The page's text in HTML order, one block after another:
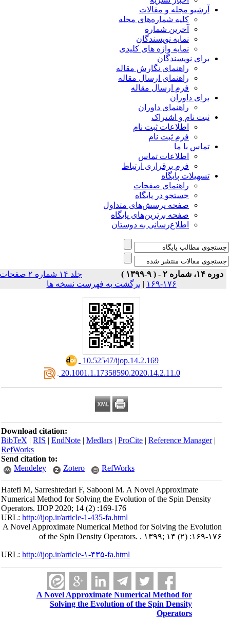
آرشیو مجله و مقالات
کلیه شماره‌های مجله
آخرین شماره
نمایه نویسندگان
نمایه واژه های کلیدی
برای نویسندگان
راهنمای نگارش مقاله
راهنمای ارسال مقاله
فرم ارسال مقاله
برای داوران
راهنمای داوران
ثبت نام و اشتراک
اطلاعات ثبت نام
فرم ثبت نام
تماس با ما
اطلاعات تماس
فرم برقراری ارتباط
تسهیلات پایگاه
راهنمای صفحات
جستجو در پایگاه
صفحه پرسش‌های متداول
صفحه برترین‌های پایگاه
اطلاع‌رسانی به دوستان
دوره ۱۴، شماره ۲ - ( ۹-۱۳۹۹ )
جلد ۱۴ شماره ۲ صفحات
۱۷۶-۱۶۹
| برگشت به فهرست نسخه ها
‎ 10.52547/ijop.14.2.169
‎ 20.1001.1.17358590.2020.14.2.11.0
Download citation:
BibTeX|RIS|EndNote|Medlars|ProCite|Reference Manager
RefWorks
Send citation to:
Mendeley
Zotero RefWorks
Hatefi M, Sarreshtedari F, Sabooni M. A Novel Approximate
Numerical Method for Solving the Evolution of the Spin Density
Operators. IJOP 2020; 14 (2) :169-176
URL:http://ijop.ir/article-1-435-fa.html
A Novel Approximate Numerical Method for Solving the Evolution
of the Spin Density Operators. . ۱۳۹۹; ۱۴ (۲) :۱۶۹-۱۷۶
URL:http://ijop.ir/article-۱-۴۳۵-fa.html
A Novel Approximate Numerical Method for
Solving the Evolution of the Spin Density
Operators